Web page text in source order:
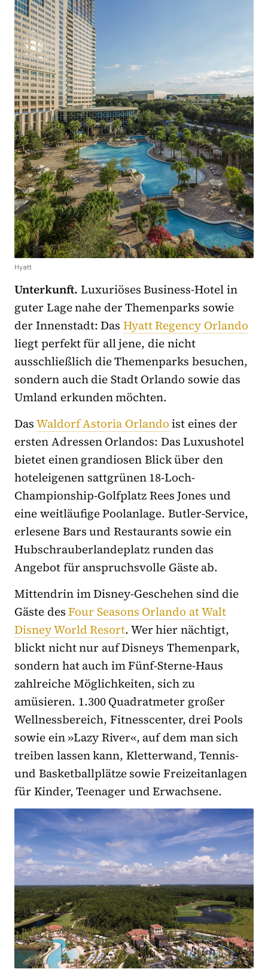
Hyatt
Unterkunft. Luxuriöses Business-Hotel in
guter Lage nahe der Themenparks sowie
der Innenstadt: Das Hyatt Regency Orlando
liegt perfekt für all jene, die nicht
ausschließlich die Themenparks besuchen,
sondern auch die Stadt Orlando sowie das
Umland erkunden möchten.
DasWaldorf Astoria Orlandoist eines der
ersten Adressen Orlandos: Das Luxushotel
bietet einen grandiosen Blick über den
hoteleigenen sattgrünen 18-Loch-
Championship-Golfplatz Rees Jones und
eine weitläufige Poolanlage. Butler-Service,
erlesene Bars und Restaurants sowie ein
Hubschrauberlandeplatz runden das
Angebot für anspruchsvolle Gäste ab.
Mittendrin im Disney-Geschehen sind die
Gäste desFour Seasons Orlando at Walt
Disney World Resort. Wer hier nächtigt,
blickt nicht nur auf Disneys Themenpark,
sondern hat auch im Fünf-Sterne-Haus
zahlreiche Möglichkeiten, sich zu
amüsieren. 1.300 Quadratmeter großer
Wellnessbereich, Fitnesscenter, drei Pools
sowie ein »Lazy River«, auf dem man sich
treiben lassen kann, Kletterwand, Tennis-
und Basketballplätze sowie Freizeitanlagen
für Kinder, Teenager und Erwachsene.